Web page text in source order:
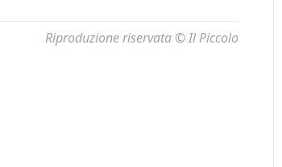
Riproduzione riservata © Il Piccolo